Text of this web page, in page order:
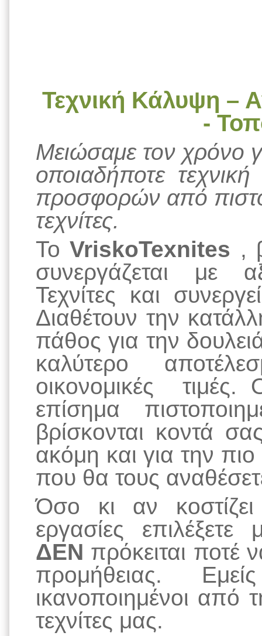
Τεχνική Κάλυψη –
-
Μειώσαμε τον χρόνο
οποιαδήποτε
προσφορών από
τεχνίτες.
ΤοVriskoTexnites ,
συνεργάζεται με
Τεχνίτες και
Διαθέτουν την
πάθος για την
καλύτερο
οικονομικές τιμές.
επίσημα
βρίσκονται κοντά
ακόμη και για την πιο
που θα τους
Όσο κι αν
εργασίες
ΔΕΝ πρόκειται ποτέ
προμήθειας.
ικανοποιημένοι από
τεχνίτες μας.